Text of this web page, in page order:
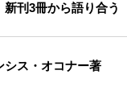
刊3冊から語り合う
シス・オコナー著